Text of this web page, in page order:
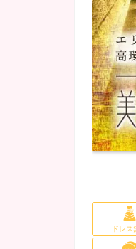
所沢・飯能・狭山 (1)
ドレス